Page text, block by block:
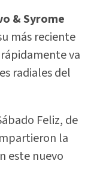
& Syrome
más reciente
va
radiales del
Feliz, de
la
este nuevo